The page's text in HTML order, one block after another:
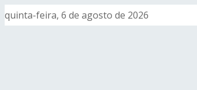
quinta-feira, 6 de agosto de 2026